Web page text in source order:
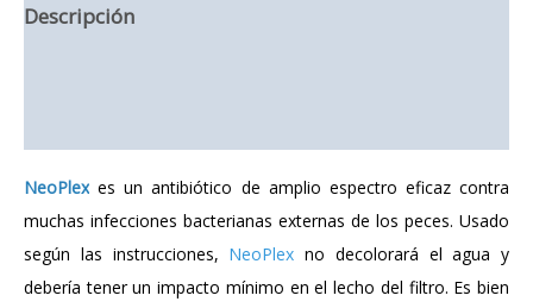
Descripción
NeoPlex es un antibiótico de amplio espectro eficaz contra
muchas infecciones bacterianas externas de los peces. Usado
según las instrucciones, NeoPlex no decolorará el agua y
debería tener un impacto mínimo en el lecho del filtro. Es bien